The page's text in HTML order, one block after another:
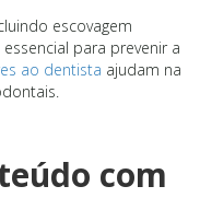
escovagem
para prevenir a
ao dentista ajudam na
com